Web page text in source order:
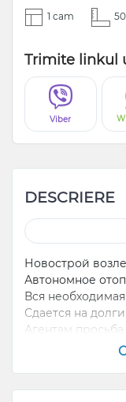
1 cam
Trimite linkul
Viber
DESCRIERE
Новострой
Автономное
Вся
Сдается на
Агентам